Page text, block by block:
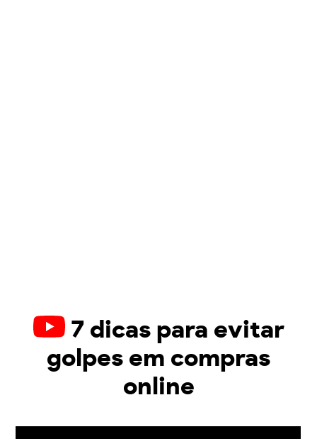
7 dicas para evitar
golpes em compras
online